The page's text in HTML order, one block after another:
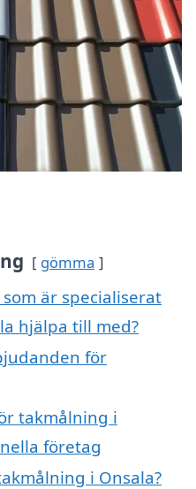
gömma
är specialiserat
hjälpa till med?
för
takmålning i
företag
i Onsala?